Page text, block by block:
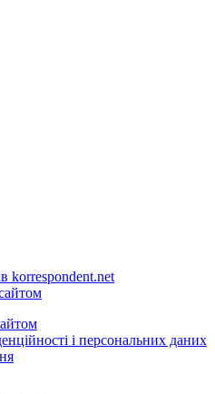
korrespondent.net
і персональних даних